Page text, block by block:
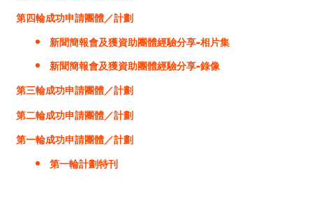
第四輪成功申請團體／計劃
新聞簡報會及獲資助團體經驗分享-相片集
新聞簡報會及獲資助團體經驗分享-錄像
第三輪成功申請團體／計劃
第二輪成功申請團體／計劃
第一輪成功申請團體／計劃
第一輪計劃特刊